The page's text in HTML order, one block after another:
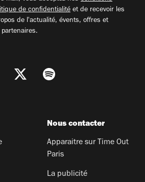
de confidentialité et de recevoir les
de l'actualité, évents, offres et
Nous contacter
Apparaitre sur Time Out
Paris
La publicité